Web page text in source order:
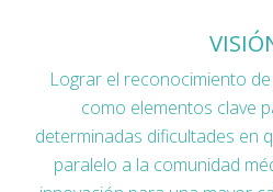
Lograr el reconocimiento
como elementos clave
determinadas dificultades en
paralelo a la comunidad